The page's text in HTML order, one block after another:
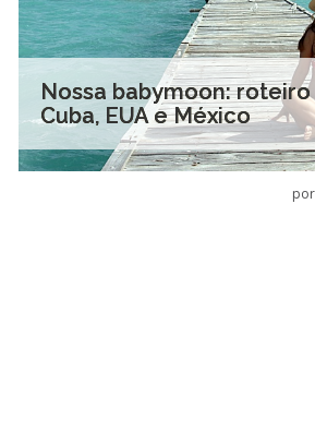
Nossa babymoon: roteiro
Cuba, EUA e México